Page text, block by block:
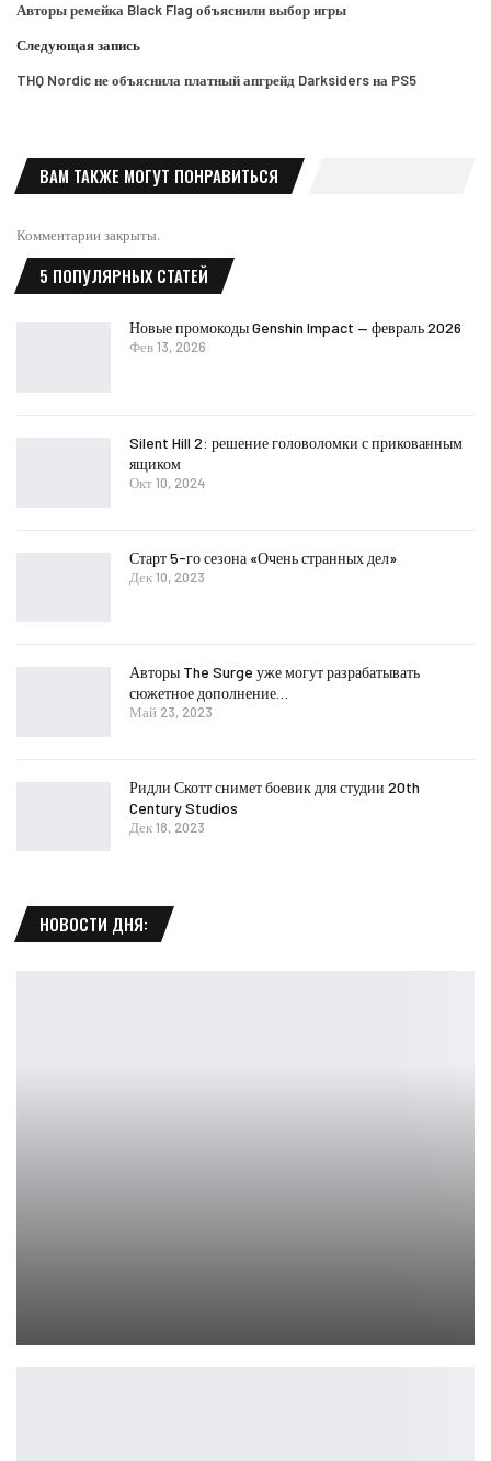
Авторы ремейка Black Flag объяснили выбор игры
Следующая запись
THQ Nordic не объяснила платный апгрейд Darksiders на PS5
ВАМ ТАКЖЕ МОГУТ ПОНРАВИТЬСЯ
Комментарии закрыты.
5 ПОПУЛЯРНЫХ СТАТЕЙ
Новые промокоды Genshin Impact — февраль 2026
Фев 13, 2026
Silent Hill 2: решение головоломки с прикованным
ящиком
Окт 10, 2024
Старт 5-го сезона «Очень странных дел»
Дек 10, 2023
Авторы The Surge уже могут разрабатывать
сюжетное дополнение…
Май 23, 2023
Ридли Скотт снимет боевик для студии 20th
Century Studios
Дек 18, 2023
НОВОСТИ ДНЯ: